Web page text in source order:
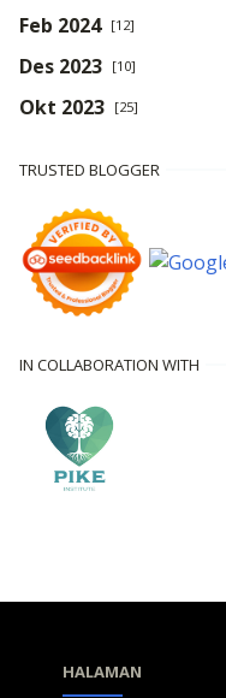
Feb 2024 [12]
Des 2023 [10]
Okt 2023 [25]
TRUSTED BLOGGER
IN COLLABORATION WITH
HALAMAN